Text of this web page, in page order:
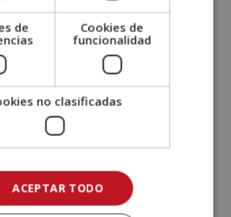
o conflictos laborales.
y salud ocupacional:Garantiza
y saludables en el entorno de
para ser especialista en
en especialista en recursos
con la gestión del talento
organizacional, administración o
de
Cookies de
funcionalidad
no clasificadas
ACEPTAR TODO